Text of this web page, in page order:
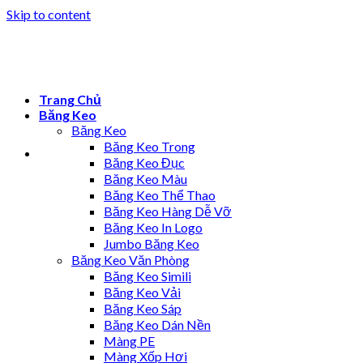
Skip to content
Trang Chủ
Băng Keo
Băng Keo
Băng Keo Trong
Băng Keo Đục
Băng Keo Màu
Băng Keo Thể Thao
Băng Keo Hàng Dễ Vỡ
Băng Keo In Logo
Jumbo Băng Keo
Băng Keo Văn Phòng
Băng Keo Simili
Băng Keo Vải
Băng Keo Sáp
Băng Keo Dán Nền
Màng PE
Màng Xốp Hơi